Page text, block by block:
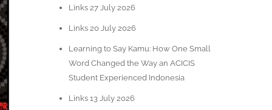
Links 27 July 2026
Links 20 July 2026
Learning to Say Kamu: How One Small
Word Changed the Way an ACICIS
Student Experienced Indonesia
Links 13 July 2026